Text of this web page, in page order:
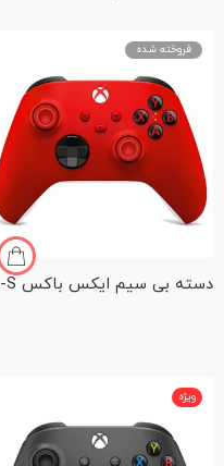
فروخته شده
ویژه